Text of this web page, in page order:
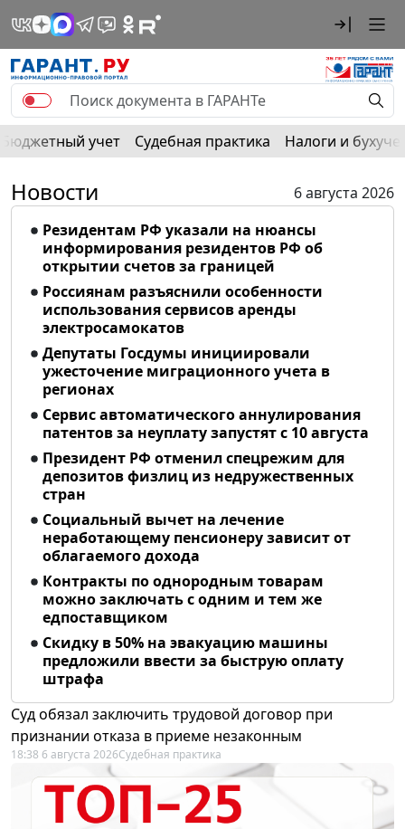
Бюджетный учет Судебная практика Налоги и
Новости
6 августа 2026
Резидентам РФ указали на нюансы
информирования резидентов РФ об
открытии счетов за границей
Россиянам разъяснили особенности
использования сервисов аренды
электросамокатов
Депутаты Госдумы инициировали
ужесточение миграционного учета в
регионах
Сервис автоматического аннулирования
патентов за неуплату запустят с 10 августа
Президент РФ отменил спецрежим для
депозитов физлиц из недружественных
стран
Социальный вычет на лечение
неработающему пенсионеру зависит от
облагаемого дохода
Контракты по однородным товарам
можно заключать с одним и тем же
едпоставщиком
Скидку в 50% на эвакуацию машины
предложили ввести за быструю оплату
штрафа
Суд обязал заключить трудовой договор при
признании отказа в приеме незаконным
18:38 6 августа 2026Судебная практика